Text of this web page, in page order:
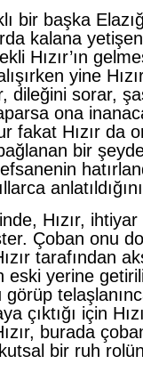
bir başka
kalana yetişen
Hızır’ın
yine
dileğini sorar,
ona
fakat Hızır da
bir
Hızır,
Çoban onu
tarafından
eski yerine
görüp
çıktığı için
burada
bir ruh